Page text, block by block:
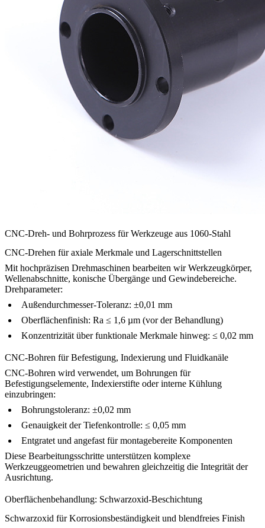
CNC-Dreh- und Bohrprozess für Werkzeuge aus 1060-Stahl
CNC-Drehen für axiale Merkmale und Lagerschnittstellen
Mit hochpräzisen Drehmaschinen bearbeiten wir Werkzeugkörper,
Wellenabschnitte, konische Übergänge und Gewindebereiche.
Drehparameter:
Außendurchmesser-Toleranz: ±0,01 mm
Oberflächenfinish: Ra ≤ 1,6 µm (vor der Behandlung)
Konzentrizität über funktionale Merkmale hinweg: ≤ 0,02 mm
CNC-Bohren für Befestigung, Indexierung und Fluidkanäle
CNC-Bohren wird verwendet, um Bohrungen für
Befestigungselemente, Indexierstifte oder interne Kühlung
einzubringen:
Bohrungstoleranz: ±0,02 mm
Genauigkeit der Tiefenkontrolle: ≤ 0,05 mm
Entgratet und angefast für montagebereite Komponenten
Diese Bearbeitungsschritte unterstützen komplexe
Werkzeuggeometrien und bewahren gleichzeitig die Integrität der
Ausrichtung.
Oberflächenbehandlung: Schwarzoxid-Beschichtung
Schwarzoxid für Korrosionsbeständigkeit und blendfreies Finish